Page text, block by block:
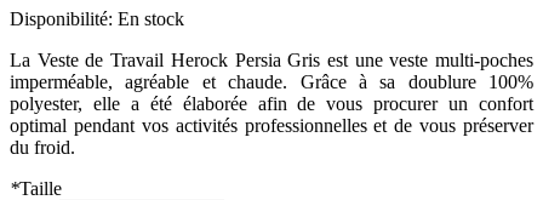
Disponibilité: En stock
La Veste de Travail Herock Persia Gris est une veste multi-poches
imperméable, agréable et chaude. Grâce à sa doublure 100%
polyester, elle a été élaborée afin de vous procurer un confort
optimal pendant vos activités professionnelles et de vous préserver
du froid.
*Taille